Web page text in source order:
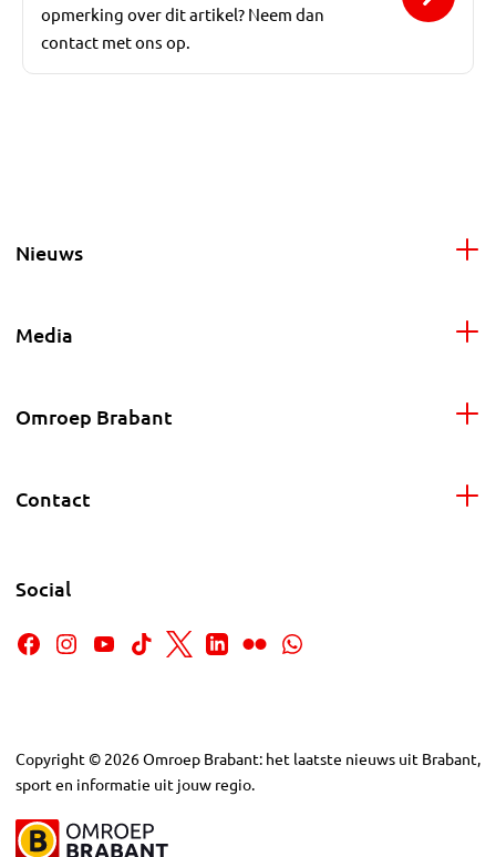
opmerking over dit artikel? Neem dan
contact met ons op.
Nieuws
Media
Omroep Brabant
Contact
Social
Copyright © 2026Omroep Brabant: het laatste nieuws uit Brabant,
sport en informatie uit jouw regio.